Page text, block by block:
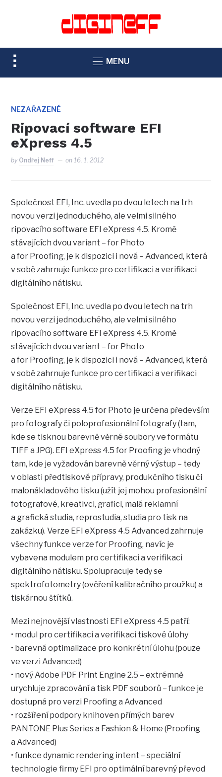
TOGGLE
SIDEBAR
NAVIGATION
MENU
NEZAŘAZENÉ
Ripovací software EFI
eXpress 4.5
by Ondřej Neff on16. 1. 2012
Společnost EFI, Inc. uvedla po dvou letech na trh
novou verzi jednoduchého, ale velmi silného
ripovacího software EFI eXpress 4.5. Kromě
stávajících dvou variant – for Photo
a for Proofing, je k dispozici i nová – Advanced, která
v sobě zahrnuje funkce pro certifikaci a verifikaci
digitálního nátisku.
Společnost EFI, Inc. uvedla po dvou letech na trh
novou verzi jednoduchého, ale velmi silného
ripovacího software EFI eXpress 4.5. Kromě
stávajících dvou variant – for Photo
a for Proofing, je k dispozici i nová – Advanced, která
v sobě zahrnuje funkce pro certifikaci a verifikaci
digitálního nátisku.
Verze EFI eXpress 4.5 for Photo je určena především
pro fotografy či poloprofesionální fotografy (tam,
kde se tisknou barevně věrné soubory ve formátu
TIFF a JPG). EFI eXpress 4.5 for Proofing je vhodný
tam, kde je vyžadován barevně věrný výstup – tedy
v oblasti předtiskové přípravy, produkčního tisku či
malonákladového tisku (užít jej mohou profesionální
fotografové, kreativci, grafici, malá reklamní
a grafická studia, reprostudia, studia pro tisk na
zakázku). Verze EFI eXpress 4.5 Advanced zahrnuje
všechny funkce verze for Proofing, navíc je
vybavena modulem pro certifikaci a verifikaci
digitálního nátisku. Spolupracuje tedy se
spektrofotometry (ověření kalibračního proužku) a
tiskárnou štítků.
Mezi nejnovější vlastnosti EFI eXpress 4.5 patří:
• modul pro certifikaci a verifikaci tiskové úlohy
• barevná optimalizace pro konkrétní úlohu (pouze
ve verzi Advanced)
• nový Adobe PDF Print Engine 2.5 – extrémně
urychluje zpracování a tisk PDF souborů – funkce je
dostupná pro verzi Proofing a Advanced
• rozšíření podpory knihoven přímých barev
PANTONE Plus Series a Fashion & Home (Proofing
a Advanced)
• funkce dynamic rendering intent – speciální
technologie firmy EFI pro optimální barevný převod